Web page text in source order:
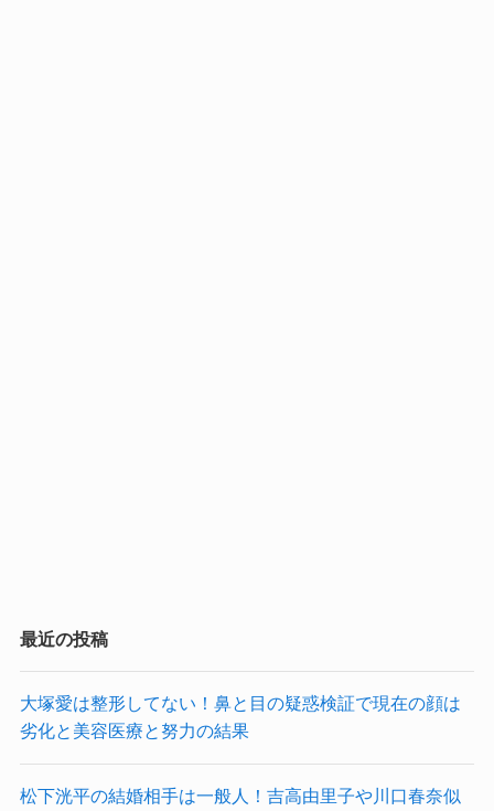
最近の投稿
大塚愛は整形してない！鼻と目の疑惑検証で現在の顔は
劣化と美容医療と努力の結果
松下洸平の結婚相手は一般人！吉高由里子や川口春奈似